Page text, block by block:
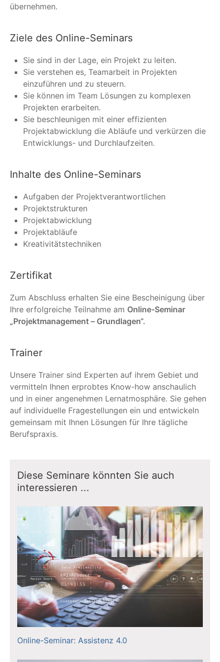
übernehmen.
Ziele des Online-Seminars
Sie sind in der Lage, ein Projekt zu leiten.
Sie verstehen es, Teamarbeit in Projekten
einzuführen und zu steuern.
Sie können im Team Lösungen zu komplexen
Projekten erarbeiten.
Sie beschleunigen mit einer effizienten
Projektabwicklung die Abläufe und verkürzen die
Entwicklungs- und Durchlaufzeiten.
Inhalte des Online-Seminars
Aufgaben der Projektverantwortlichen
Projektstrukturen
Projektabwicklung
Projektabläufe
Kreativitätstechniken
Zertifikat
Zum Abschluss erhalten Sie eine Bescheinigung über
Ihre erfolgreiche Teilnahme am Online-Seminar
„Projektmanagement – Grundlagen“.
Trainer
Unsere Trainer sind Experten auf ihrem Gebiet und
vermitteln Ihnen erprobtes Know-how anschaulich
und in einer angenehmen Lernatmosphäre. Sie gehen
auf individuelle Fragestellungen ein und entwickeln
gemeinsam mit Ihnen Lösungen für Ihre tägliche
Berufspraxis.
Diese Seminare könnten Sie auch
interessieren ...
Online-Seminar: Assistenz 4.0